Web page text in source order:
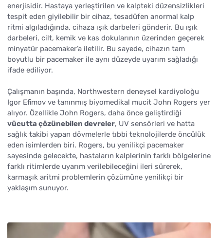
enerjisidir. Hastaya yerleştirilen ve kalpteki düzensizlikleri
tespit eden giyilebilir bir cihaz, tesadüfen anormal kalp
ritmi algıladığında, cihaza ışık darbeleri gönderir. Bu ışık
darbeleri, cilt, kemik ve kas dokularının üzerinden geçerek
minyatür pacemaker’a iletilir. Bu sayede, cihazın tam
boyutlu bir pacemaker ile aynı düzeyde uyarım sağladığı
ifade ediliyor.
Çalışmanın başında, Northwestern deneysel kardiyoloğu
Igor Efimov ve tanınmış biyomedikal mucit John Rogers yer
alıyor. Özellikle John Rogers, daha önce geliştirdiği
vücutta çözünebilen devreler, UV sensörleri ve hatta
sağlık takibi yapan dövmelerle tıbbi teknolojilerde öncülük
eden isimlerden biri. Rogers, bu yenilikçi pacemaker
sayesinde gelecekte, hastaların kalplerinin farklı bölgelerine
farklı ritimlerde uyarım verilebileceğini ileri sürerek,
karmaşık aritmi problemlerin çözümüne yenilikçi bir
yaklaşım sunuyor.